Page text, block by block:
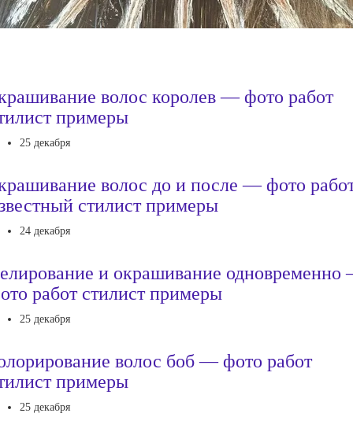
волос королев — фото работ
примеры
25 декабря
волос до и после — фото
стилист примеры
24 декабря
и окрашивание
работ стилист примеры
25 декабря
волос боб — фото работ
примеры
25 декабря